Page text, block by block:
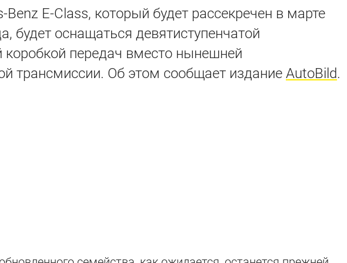
E-Class, который будет рассекречен в марте
будет оснащаться девятиступенчатой
коробкой передач вместо нынешней
трансмиссии. Об этом сообщает издание AutoBild.